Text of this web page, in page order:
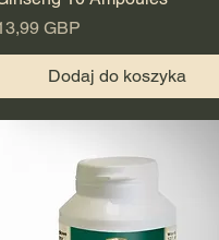
GBP
Dodaj do koszyka